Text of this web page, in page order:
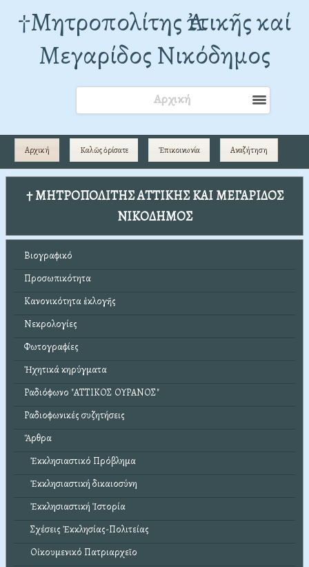
†Mητροπολίτης Ἀττικῆς καί
Μεγαρίδος Νικόδημος
Αρχική
Αρχική Καλῶς ὁρίσατε Ἐπικοινωνία Αναζήτηση
† ΜΗΤΡΟΠΟΛΙΤΗΣ ΑΤΤΙΚΗΣ ΚΑΙ ΜΕΓΑΡΙΔΟΣ
ΝΙΚΟΔΗΜΟΣ
Βιογραφικό
Προσωπικότητα
Κανονικότητα ἐκλογῆς
Νεκρολογίες
Φωτογραφίες
Ἠχητικά κηρύγματα
Ραδιόφωνο "ΑΤΤΙΚΟΣ ΟΥΡΑΝΟΣ"
Ραδιοφωνικές συζητήσεις
Ἄρθρα
Ἐκκλησιαστικό Πρόβλημα
Ἐκκλησιαστική δικαιοσύνη
Ἐκκλησιαστική Ἱστορία
Σχέσεις Ἐκκλησίας-Πολιτείας
Οἰκουμενικό Πατριαρχεῖο